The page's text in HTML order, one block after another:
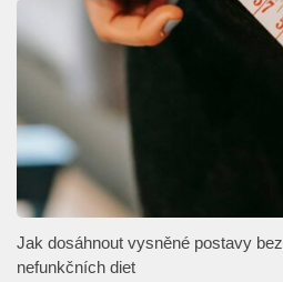
Jak dosáhnout vysněné postavy
nefunkčních diet